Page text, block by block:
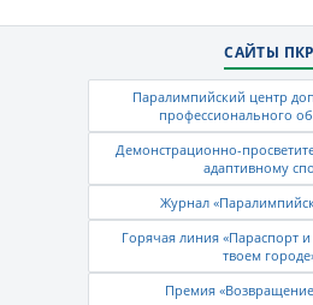
САЙТЫ ПКР
Паралимпийский центр
профессионального
Демонстрационно-
адаптивному
Журнал
Горячая линия «Параспорт
твоем
Премия